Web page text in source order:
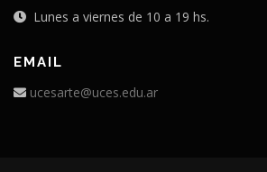
Lunes a viernes de 10 a 19 hs.
EMAIL
ucesarte@uces.edu.ar